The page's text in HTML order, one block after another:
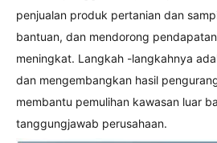
penjualan produk pertanian dan
bantuan, dan mendorong
meningkat. Langkah -langkahnya
dan mengembangkan hasil
membantu pemulihan kawasan luar
tanggungjawab perusahaan.